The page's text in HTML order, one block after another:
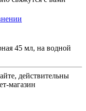
45 мл, на водной
действительны
магазин